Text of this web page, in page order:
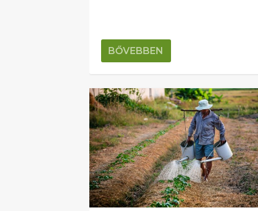
BŐVEBBEN